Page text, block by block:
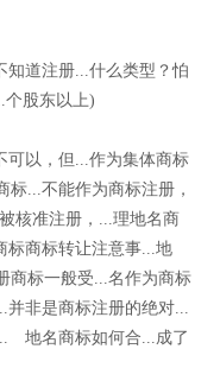
知道注册...什么类型？怕
个股东以上)
可以，但...作为集体商标
...不能作为商标注册，
核准注册，...理地名商
标商标转让注意事...地
商标一般受...名作为商标
非是商标注册的绝对...
地名商标如何合...成了